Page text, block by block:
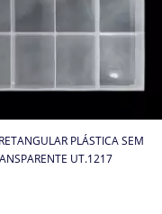
PLÁSTICA SEM
UT.1217